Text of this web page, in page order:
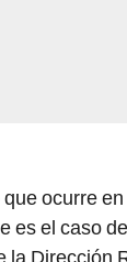
ocurre
es el caso de
Dirección